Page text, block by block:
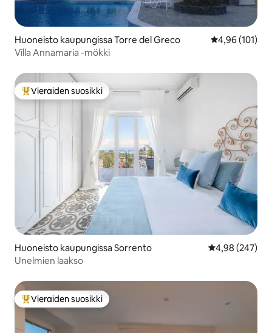
Huoneisto kaupungissa Torre del Greco
4,96 (101)
Villa Annamaria -mökki
Vieraiden suosikkien parhaimmistoa
Vieraiden suosikki
Huoneisto kaupungissa Sorrento
4,98 (247)
Unelmien laakso
Vieraiden suosikkien parhaimmistoa
Vieraiden suosikki